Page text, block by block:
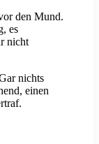
den Mund.
es
nicht
nichts
einen